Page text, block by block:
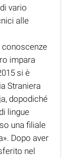
vario
alle
impara
si è
Straniera
dopodiché
lingue
una filiale
Dopo aver
nel